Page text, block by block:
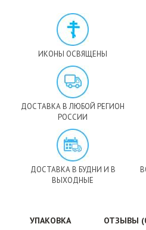
ИКОНЫ ОСВЯЩЕНЫ
ДОСТАВКА В ЛЮБОЙ РЕГИОН
РОССИИ
ДОСТАВКА В БУДНИ И В
ВЫХОДНЫЕ
УПАКОВКА ОТЗЫВЫ